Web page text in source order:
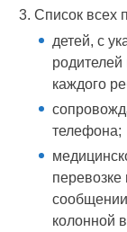
Список всех
детей, с
родителей
каждого
телефона;
колонной